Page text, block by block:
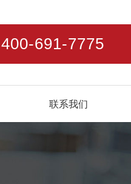
400-691-7775
联系我们